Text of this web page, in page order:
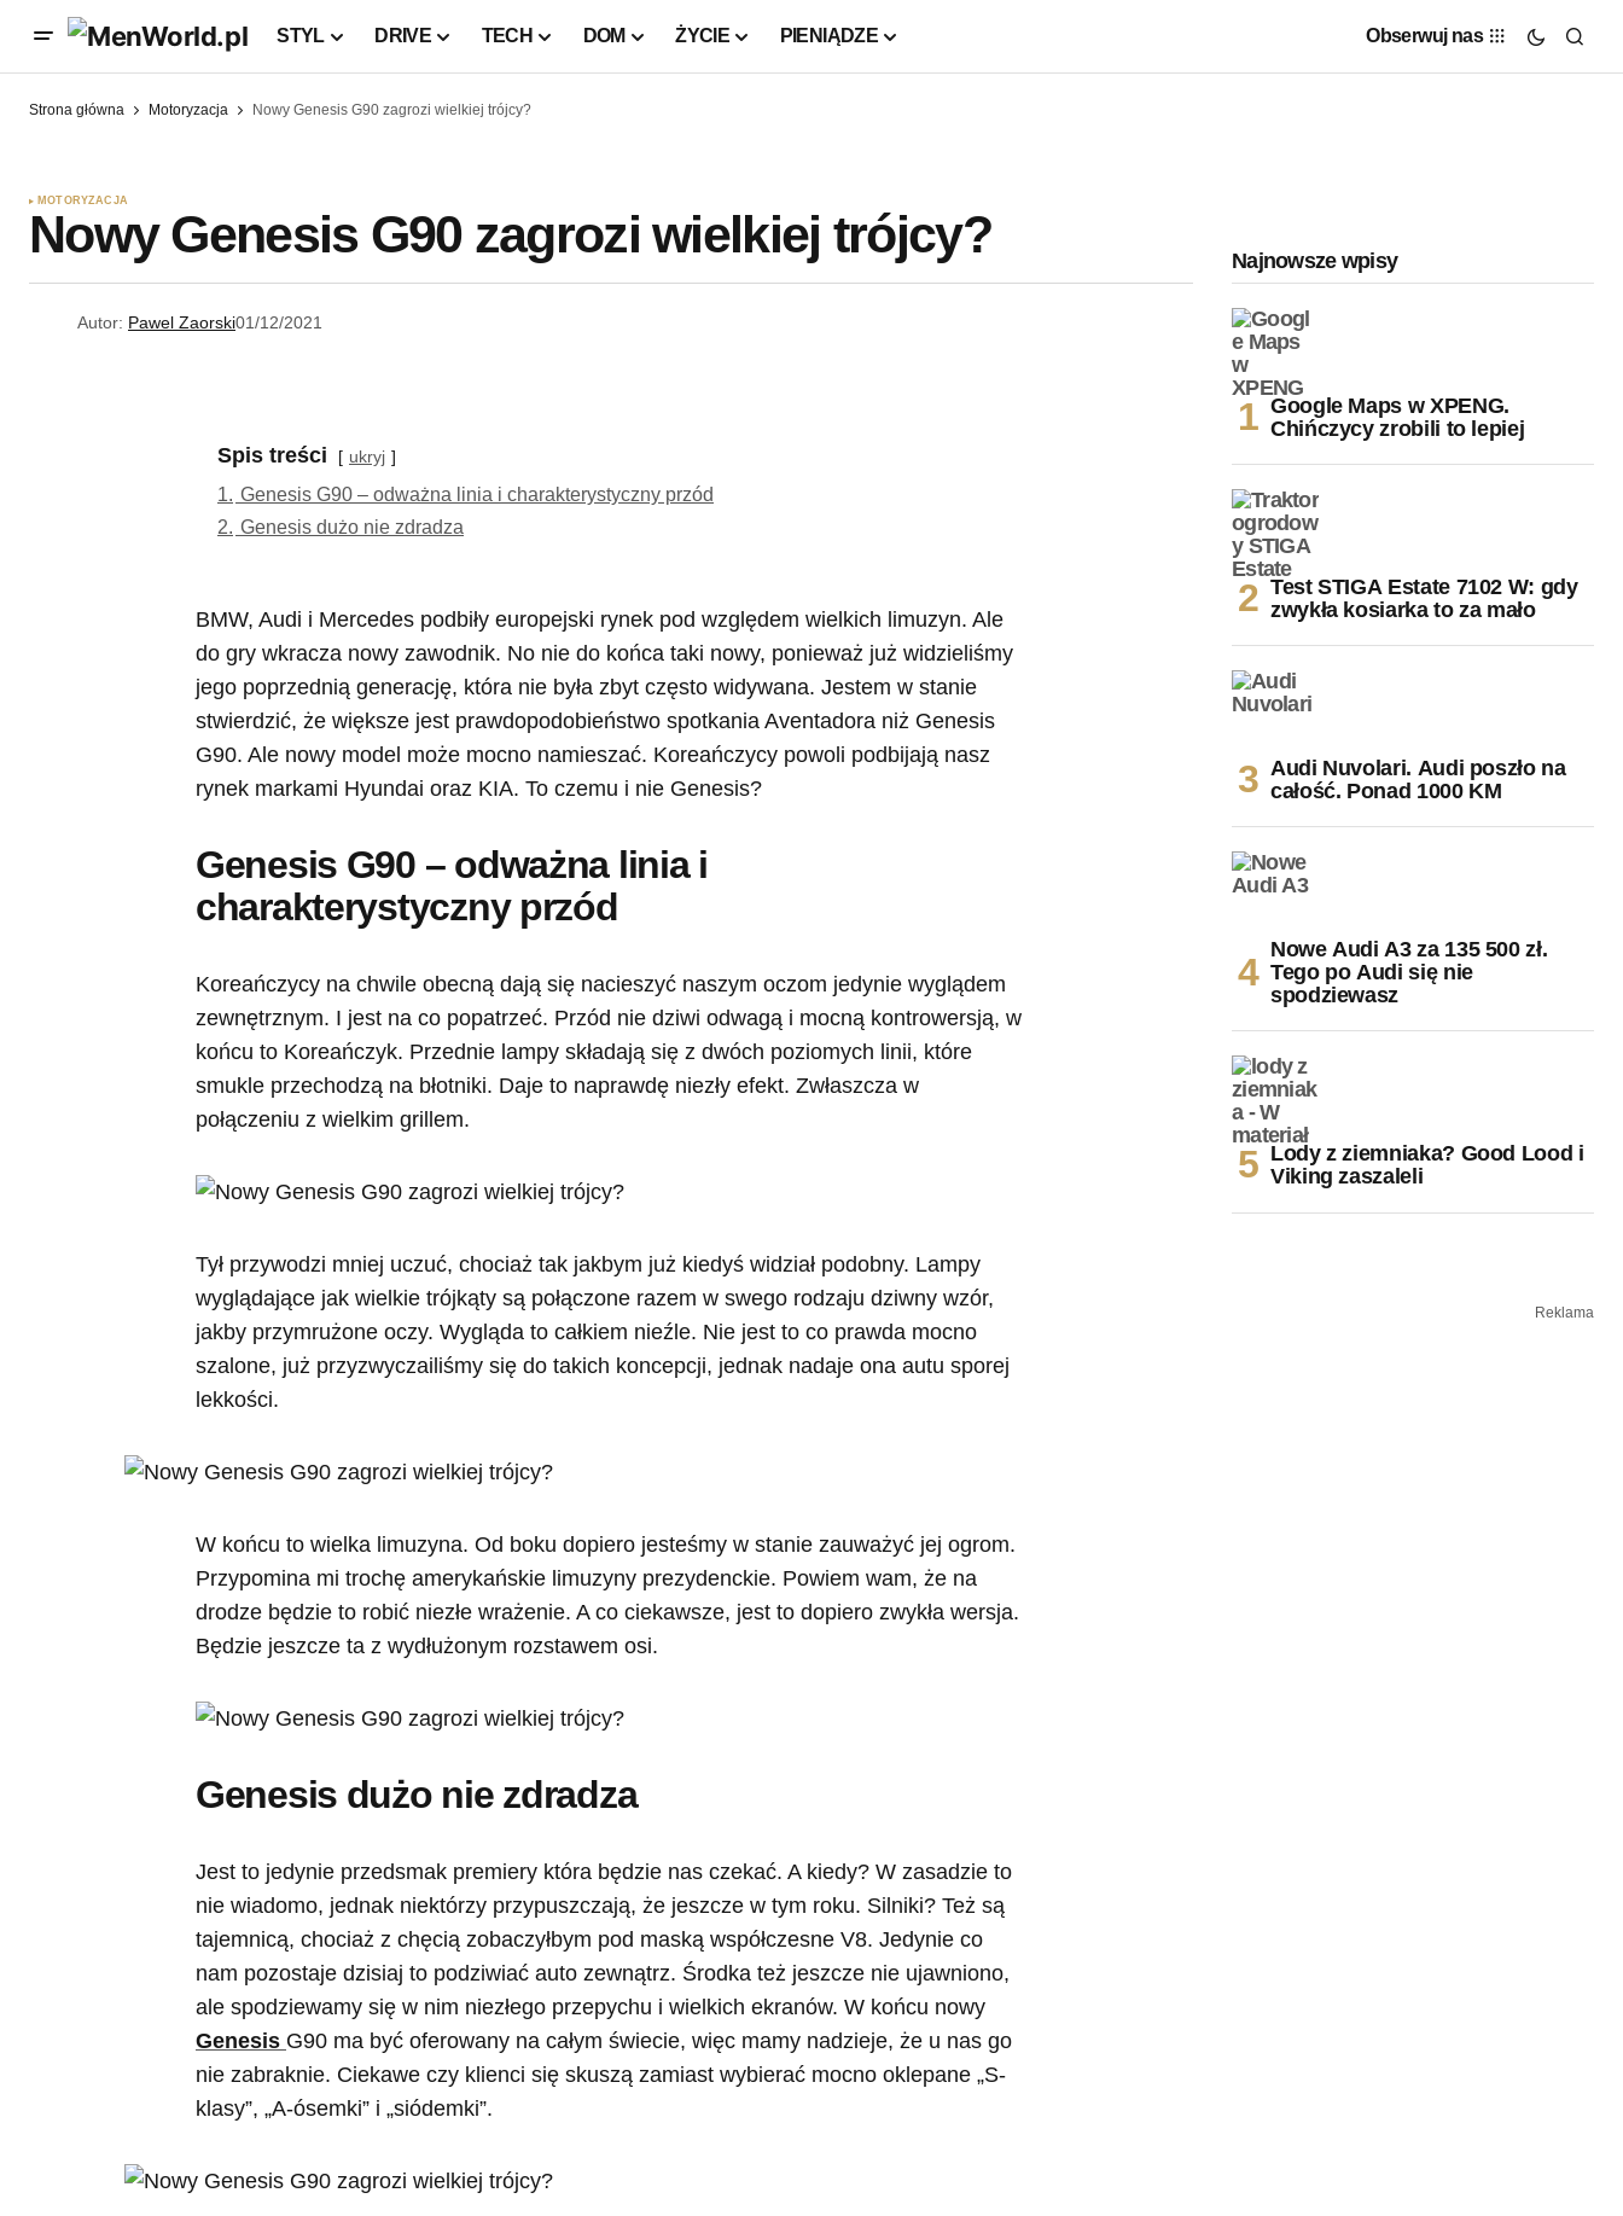
STYL DRIVE TECH DOM ŻYCIE PIENIĄDZE Obserwuj nas
Strona główna Motoryzacja Nowy Genesis G90 zagrozi wielkiej trójcy?
MOTORYZACJA
Nowy Genesis G90 zagrozi wielkiej trójcy?
Autor: Pawel Zaorski01/12/2021
Spis treści ukryj
1. Genesis G90 – odważna linia i charakterystyczny przód
2. Genesis dużo nie zdradza
BMW, Audi i Mercedes podbiły europejski rynek pod względem wielkich limuzyn. Ale
do gry wkracza nowy zawodnik. No nie do końca taki nowy, ponieważ już widzieliśmy
jego poprzednią generację, która nie była zbyt często widywana. Jestem w stanie
stwierdzić, że większe jest prawdopodobieństwo spotkania Aventadora niż Genesis
G90. Ale nowy model może mocno namieszać. Koreańczycy powoli podbijają nasz
rynek markami Hyundai oraz KIA. To czemu i nie Genesis?
Genesis G90 – odważna linia i
charakterystyczny przód
Koreańczycy na chwile obecną dają się nacieszyć naszym oczom jedynie wyglądem
zewnętrznym. I jest na co popatrzeć. Przód nie dziwi odwagą i mocną kontrowersją, w
końcu to Koreańczyk. Przednie lampy składają się z dwóch poziomych linii, które
smukle przechodzą na błotniki. Daje to naprawdę niezły efekt. Zwłaszcza w
połączeniu z wielkim grillem.
Tył przywodzi mniej uczuć, chociaż tak jakbym już kiedyś widział podobny. Lampy
wyglądające jak wielkie trójkąty są połączone razem w swego rodzaju dziwny wzór,
jakby przymrużone oczy. Wygląda to całkiem nieźle. Nie jest to co prawda mocno
szalone, już przyzwyczailiśmy się do takich koncepcji, jednak nadaje ona autu sporej
lekkości.
W końcu to wielka limuzyna. Od boku dopiero jesteśmy w stanie zauważyć jej ogrom.
Przypomina mi trochę amerykańskie limuzyny prezydenckie. Powiem wam, że na
drodze będzie to robić niezłe wrażenie. A co ciekawsze, jest to dopiero zwykła wersja.
Będzie jeszcze ta z wydłużonym rozstawem osi.
Genesis dużo nie zdradza
Jest to jedynie przedsmak premiery która będzie nas czekać. A kiedy? W zasadzie to
nie wiadomo, jednak niektórzy przypuszczają, że jeszcze w tym roku. Silniki? Też są
tajemnicą, chociaż z chęcią zobaczyłbym pod maską współczesne V8. Jedynie co
nam pozostaje dzisiaj to podziwiać auto zewnątrz. Środka też jeszcze nie ujawniono,
ale spodziewamy się w nim niezłego przepychu i wielkich ekranów. W końcu nowy
Genesis G90 ma być oferowany na całym świecie, więc mamy nadzieje, że u nas go
nie zabraknie. Ciekawe czy klienci się skuszą zamiast wybierać mocno oklepane „S-
klasy”, „A-ósemki” i „siódemki”.
Najnowsze wpisy
Google Maps w XPENG.
Chińczycy zrobili to lepiej
Test STIGA Estate 7102 W: gdy
zwykła kosiarka to za mało
Audi Nuvolari. Audi poszło na
całość. Ponad 1000 KM
Nowe Audi A3 za 135 500 zł.
Tego po Audi się nie
spodziewasz
Lody z ziemniaka? Good Lood i
Viking zaszaleli
Reklama